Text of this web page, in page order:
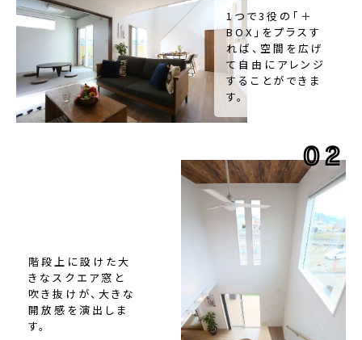
1つで3役の「＋
BOX」をプラスす
れば、空間を広げ
て自由にアレンジ
することができま
す。
02
階段上に設けた大
きなスクエア窓と
吹き抜けが、大きな
開放感を演出しま
す。